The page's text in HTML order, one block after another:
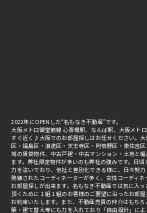
2022年にOPENした“名もなき不動産”です。
大阪メトロ御堂筋線 心斎橋駅、なんば駅、大阪メト
すぐ近く♪大阪でのお部屋探しはお任せください。
区・福島区・浪速区・天王寺区・阿倍野区・東住吉
域の賃貸物件、中古戸建・中古マンション・土地と
ます。弊社限定物件が多いのも弊社の強みです。日
力を注いでおり、他社と差別化できる様に、日々努力
熟練されたコーディネーターが多く、女性コーディ
お部屋探しが出来ます。名もなき不動産では気に入
頂くために１組１組のお客様のご要望に沿ったお部
お約束いたします。また、不動産売買の仲介はもち
築・建て替え等にも力を入れており「自由設計」に